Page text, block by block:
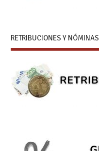
RETRIBUCIONES Y NÓMINAS